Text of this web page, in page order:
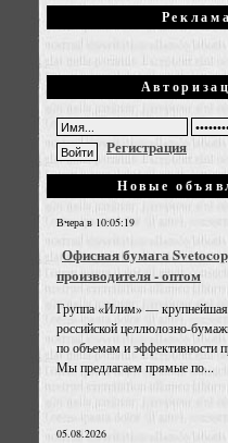
Реклама
Регистрация
Новые
Вчера в 10:05:19
Офисная бумага
производителя - оптом
Группа «Илим» —
российской целлюлозно-
по объемам и эффективности
Мы предлагаем прямые по...
05.08.2026